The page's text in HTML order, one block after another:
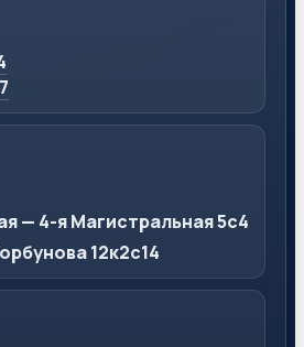
— 4-я Магистральная 5с4
12к2с14